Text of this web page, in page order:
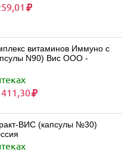
витаминов Иммуно с
N90) Вис ООО -
ВИС (капсулы №30)